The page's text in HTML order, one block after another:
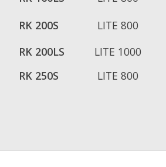
RK 200S
LITE 800
RK 200LS
LITE 1000
RK 250S
LITE 800